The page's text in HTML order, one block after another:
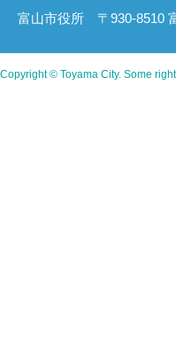
富山市役所 〒930-8510
Copyright © Toyama City. Some